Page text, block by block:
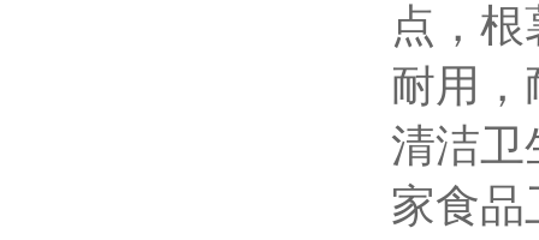
点，
耐用，
清洁卫
家食品